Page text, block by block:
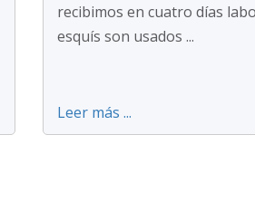
recibimos en cuatro días
esquís son usados ...
Leer más ...